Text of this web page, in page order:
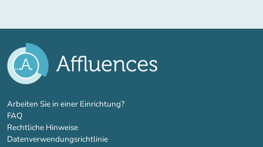
Arbeiten Sie in einer Einrichtung?(new tab)
FAQ
Rechtliche Hinweise
Datenverwendungsrichtlinie